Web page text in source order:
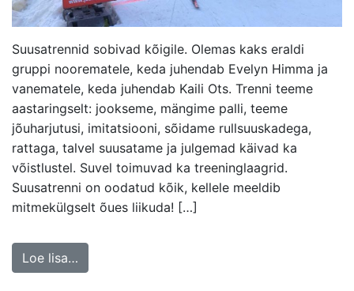
Suusatrennid sobivad kõigile. Olemas kaks eraldi
gruppi noorematele, keda juhendab Evelyn Himma ja
vanematele, keda juhendab Kaili Ots. Trenni teeme
aastaringselt: jookseme, mängime palli, teeme
jõuharjutusi, imitatsiooni, sõidame rullsuuskadega,
rattaga, talvel suusatame ja julgemad käivad ka
võistlustel. Suvel toimuvad ka treeninglaagrid.
Suusatrenni on oodatud kõik, kellele meeldib
mitmekülgselt õues liikuda! […]
Loe lisa…